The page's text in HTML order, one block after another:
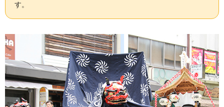
す。